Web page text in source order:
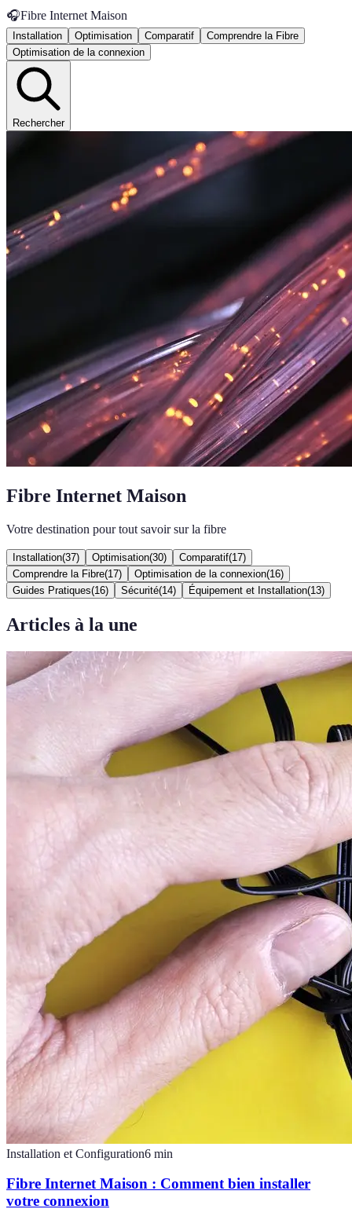
🎧Fibre Internet Maison
Installation Optimisation Comparatif
Comprendre la Fibre
Optimisation de la connexion
Rechercher
Fibre Internet Maison
Votre destination pour tout savoir sur la fibre
Installation(37) Optimisation(30) Comparatif(17)
Comprendre la Fibre(17) Optimisation de la connexion(16)
Guides Pratiques(16) Sécurité(14) Équipement et Installation(13)
Articles à la une
Installation et Configuration6 min
Fibre Internet Maison : Comment bien installer
votre connexion